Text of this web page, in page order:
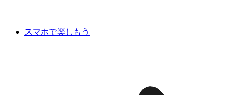
スマホで楽しもう